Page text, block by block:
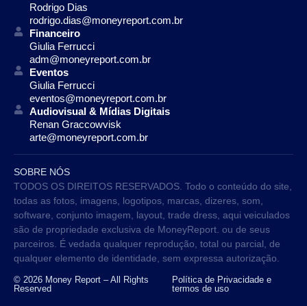
Rodrigo Dias
rodrigo.dias@moneyreport.com.br
Financeiro
Giulia Ferrucci
adm@moneyreport.com.br
Eventos
Giulia Ferrucci
eventos@moneyreport.com.br
Audiovisual & Mídias Digitais
Renan Graccowvisk
arte@moneyreport.com.br
SOBRE NÓS
TODOS OS DIREITOS RESERVADOS. Todo o conteúdo do site,
todas as fotos, imagens, logotipos, marcas, dizeres, som,
software, conjunto imagem, layout, trade dress, aqui veiculados
são de propriedade exclusiva de MoneyReport. ou de seus
parceiros. É vedada qualquer reprodução, total ou parcial, de
qualquer elemento de identidade, sem expressa autorização.
© 2026 Money Report – All Rights
Reserved
Política de Privacidade e
termos de uso